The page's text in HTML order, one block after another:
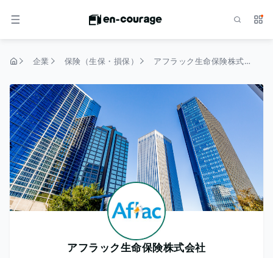
メニュー サ
企業 保険（生保・損保） アフラック生命保険株式会社
アフラック生命保険株式会社